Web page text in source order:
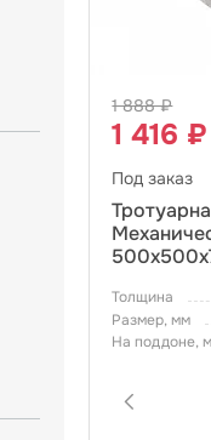
1 888 ₽
1 416 ₽
Под заказ
Толщина
Размер, мм
На поддоне,